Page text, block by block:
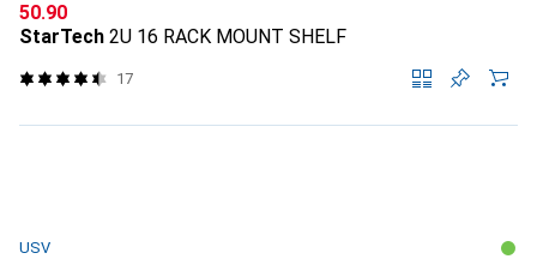
CHF
50.90
StarTech 2U 16 RACK MOUNT SHELF
17
USV